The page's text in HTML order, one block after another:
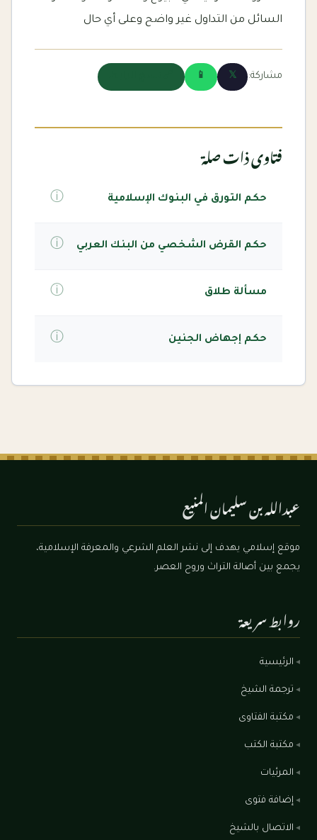
السائل من التداول غير واضح وعلى أي حال
مشاركة: 𝕏
📱
فتاوى ذات صلة
حكم التورق في البنوك الإسلامية ⓘ
حكم القرض الشخصي من البنك العربي ⓘ
مسألة طلاق ⓘ
حكم إجهاض الجنين ⓘ
عبدالله بن سليمان المنيع
موقع إسلامي يهدف إلى نشر العلم الشرعي والمعرفة الإسلامية،
يجمع بين أصالة التراث وروح العصر.
روابط سريعة
الرئيسية
ترجمة الشيخ
مكتبة الفتاوى
مكتبة الكتب
المرئيات
إضافة فتوى
الاتصال بالشيخ